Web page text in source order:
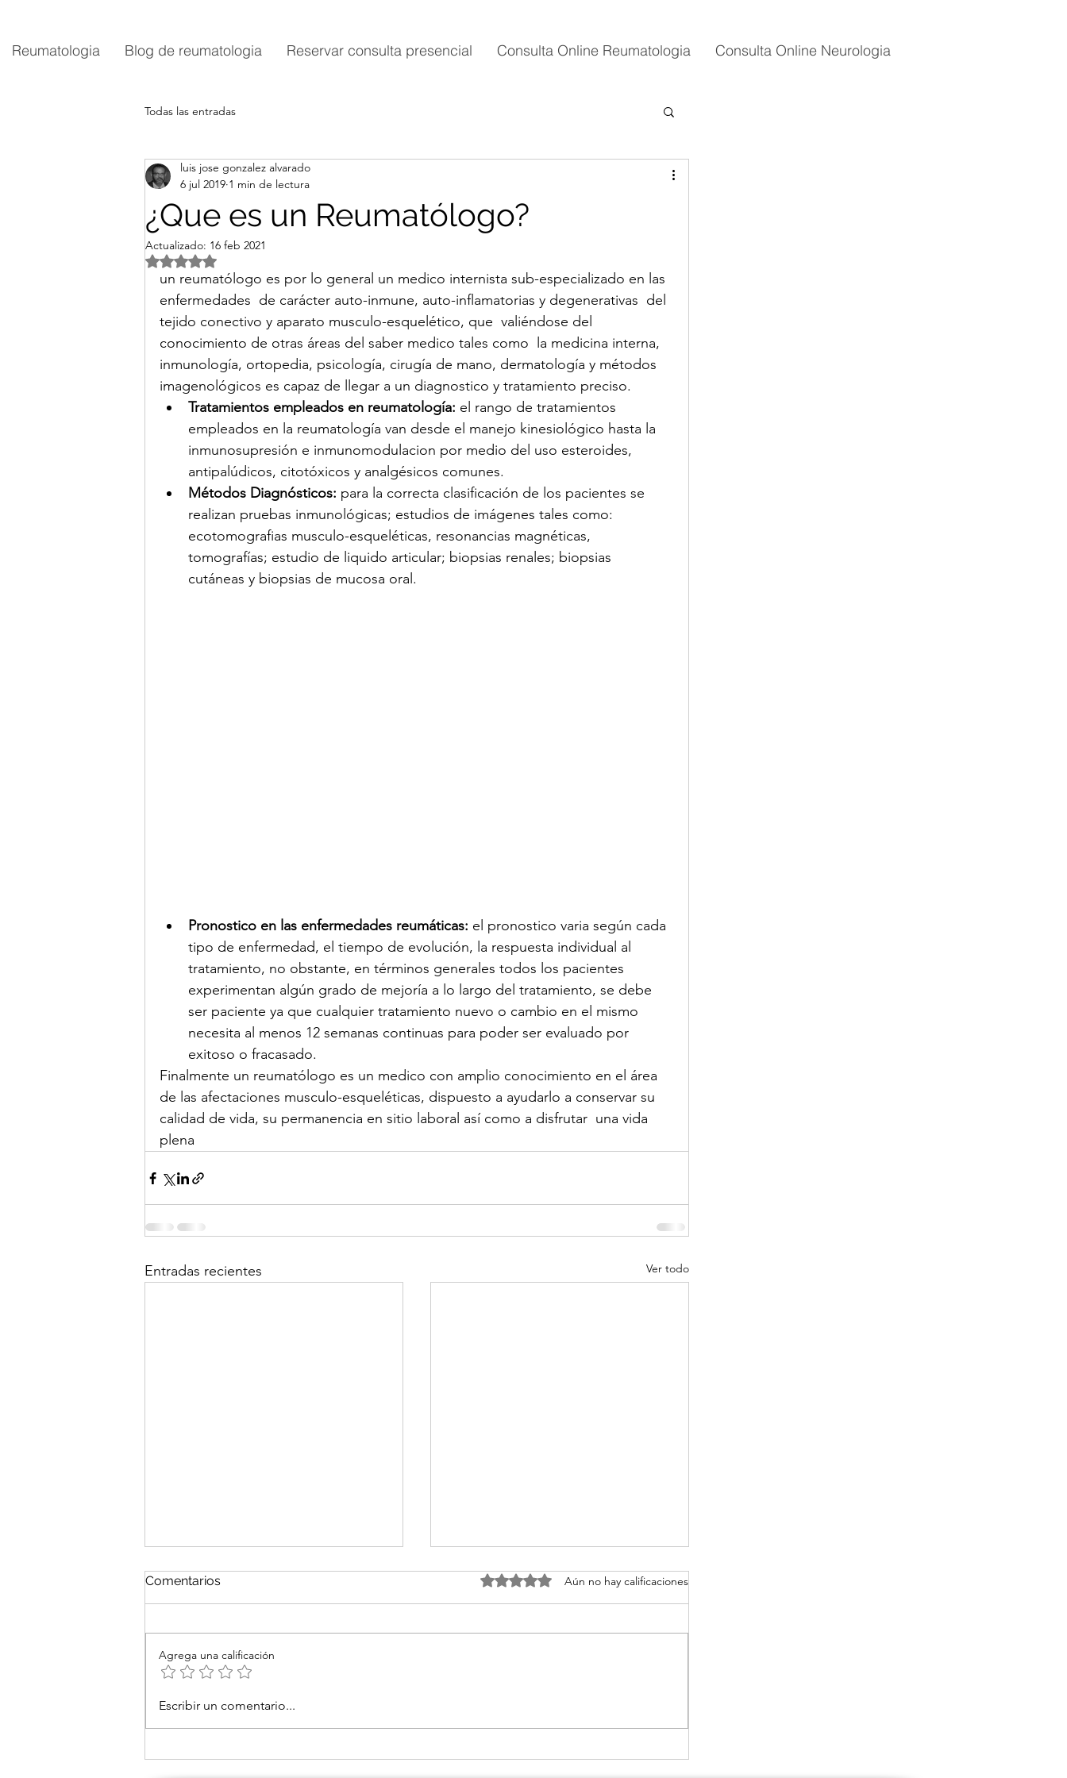
Reumatologia Blog de reumatologia Reservar consulta presencial Consulta Online Reumatologia Consulta Online Neurologia
Todas las entradas
¿Que es un Reumatólogo?
luis jose gonzalez alvarado
6 jul 2019 1 min de lectura
Actualizado: 16 feb 2021
Obtuvo NaN de 5 estrellas.
un reumatólogo es por lo general un medico internista sub-especializado en las
enfermedades  de carácter auto-inmune, auto-inflamatorias y degenerativas  del
tejido conectivo y aparato musculo-esquelético, que  valiéndose del
conocimiento de otras áreas del saber medico tales como  la medicina interna,
inmunología, ortopedia, psicología, cirugía de mano, dermatología y métodos
imagenológicos es capaz de llegar a un diagnostico y tratamiento preciso.
Tratamientos empleados en reumatología: el rango de tratamientos
empleados en la reumatología van desde el manejo kinesiológico hasta la
inmunosupresión e inmunomodulacion por medio del uso esteroides,
antipalúdicos, citotóxicos y analgésicos comunes.
Métodos Diagnósticos: para la correcta clasificación de los pacientes se
realizan pruebas inmunológicas; estudios de imágenes tales como:
ecotomografias musculo-esqueléticas, resonancias magnéticas,
tomografías; estudio de liquido articular; biopsias renales; biopsias
cutáneas y biopsias de mucosa oral.
Pronostico en las enfermedades reumáticas: el pronostico varia según cada
tipo de enfermedad, el tiempo de evolución, la respuesta individual al
tratamiento, no obstante, en términos generales todos los pacientes
experimentan algún grado de mejoría a lo largo del tratamiento, se debe
ser paciente ya que cualquier tratamiento nuevo o cambio en el mismo
necesita al menos 12 semanas continuas para poder ser evaluado por
exitoso o fracasado.
Finalmente un reumatólogo es un medico con amplio conocimiento en el área
de las afectaciones musculo-esqueléticas, dispuesto a ayudarlo a conservar su
calidad de vida, su permanencia en sitio laboral así como a disfrutar  una vida
plena
Entradas recientes Ver todo
Síndrome Antifosfolípido
Título: Síndrome Antifosfolípido: Una
Coagulación Introducción: El
síndrome...
Comentarios Obtuvo 0 de 5 estrellas.
Aún no hay calificaciones
Agrega una calificación
Escribir un comentario...